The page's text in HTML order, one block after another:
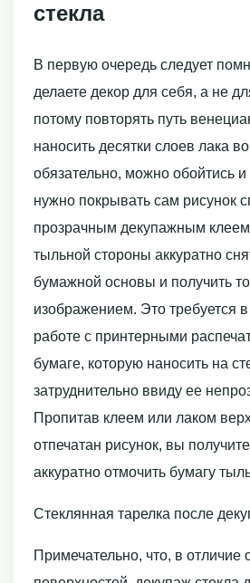
стекла
В первую очередь следует
делаете декор для себя, а не
потому повторять путь
наносить десятки слоев лака
обязательно, можно обойтись
нужно покрывать сам рисунок
прозрачным декупажным
тыльной стороны аккуратно
бумажной основы и получить
изображением. Это требуется
работе с принтерными
бумаге, которую наносить на
затруднительно ввиду ее
Пропитав клеем или лаком
отпечатан рисунок, вы
аккуратно отмочить бумагу
Стеклянная тарелка после
Примечательно, что, в отличие